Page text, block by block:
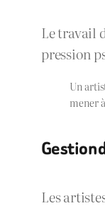
Le travail
pression
Un
mener
Gestion
Les